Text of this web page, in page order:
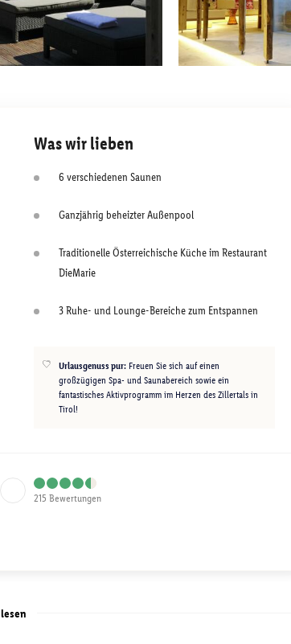
Was wir lieben
6 verschiedenen Saunen
Ganzjährig beheizter Außenpool
Traditionelle Österreichische Küche im Restaurant
DieMarie
3 Ruhe- und Lounge-Bereiche zum Entspannen
Urlausgenuss pur: Freuen Sie sich auf einen
großzügigen Spa- und Saunabereich sowie ein
fantastisches Aktivprogramm im Herzen des Zillertals in
Tirol!
215 Bewertungen